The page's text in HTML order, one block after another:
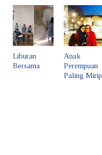
Liburan
Bersama
Anak
Perempuan
Paling Mirip